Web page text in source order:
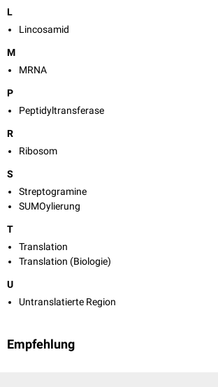
L
Lincosamid
M
MRNA
P
Peptidyltransferase
R
Ribosom
S
Streptogramine
SUMOylierung
T
Translation
Translation (Biologie)
U
Untranslatierte Region
Empfehlung